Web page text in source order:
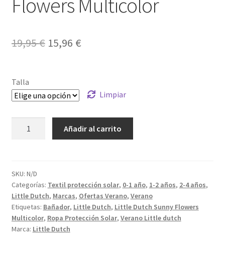
19,95€ El
era:
19,95 €.
15,96 €El
es:
15,96 €.
Talla
Limpiar
Multicolor
cantidad
Añadir al carrito
SKU: N/D
Categorías: Textil protección solar, 0-1 año, 1-2 años, 2-4 años,
Little Dutch, Marcas, Ofertas Verano, Verano
Etiquetas: Bañador, Little Dutch, Little Dutch Sunny Flowers
Multicolor, Ropa Protección Solar, Verano Little dutch
Marca: Little Dutch